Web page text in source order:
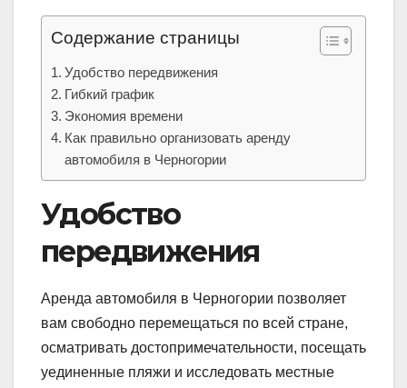
Содержание страницы
Удобство передвижения
Гибкий график
Экономия времени
Как правильно организовать аренду
автомобиля в Черногории
Удобство
передвижения
Аренда автомобиля в Черногории позволяет
вам свободно перемещаться по всей стране,
осматривать достопримечательности, посещать
уединенные пляжи и исследовать местные